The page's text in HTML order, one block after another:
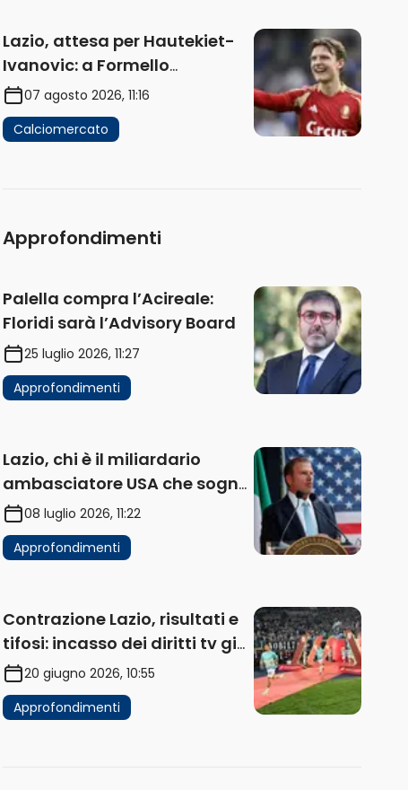
Lazio, attesa per Hautekiet-
Ivanovic: a Formello
attendono risposte
07 agosto 2026, 11:16
Calciomercato
Approfondimenti
Palella compra l’Acireale:
Floridi sarà l’Advisory Board
25 luglio 2026, 11:27
Approfondimenti
Lazio, chi è il miliardario
ambasciatore USA che sogna
di acquistare un club in Italia
08 luglio 2026, 11:22
Approfondimenti
Contrazione Lazio, risultati e
tifosi: incasso dei diritti tv già
in flessione
20 giugno 2026, 10:55
Approfondimenti